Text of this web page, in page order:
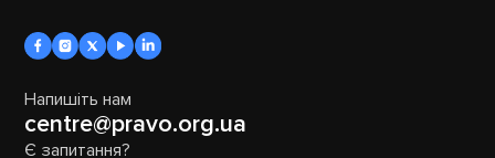
Напишіть нам
centre@pravo.org.ua
Є запитання?